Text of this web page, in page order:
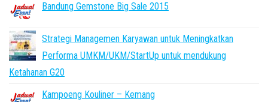
Bandung Gemstone Big Sale 2015
Strategi Managemen Karyawan untuk Meningkatkan
Performa UMKM/UKM/StartUp untuk mendukung
Ketahanan G20
Kampoeng Kouliner – Kemang